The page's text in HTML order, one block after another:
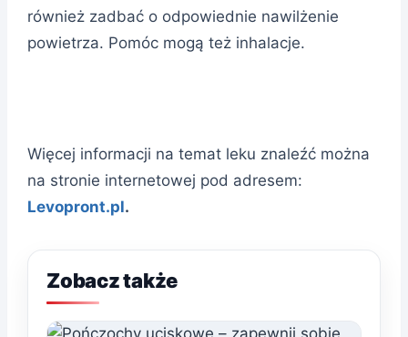
również zadbać o odpowiednie nawilżenie
powietrza. Pomóc mogą też inhalacje.
Więcej informacji na temat leku znaleźć można
na stronie internetowej pod adresem:
Levopront.pl.
Zobacz także